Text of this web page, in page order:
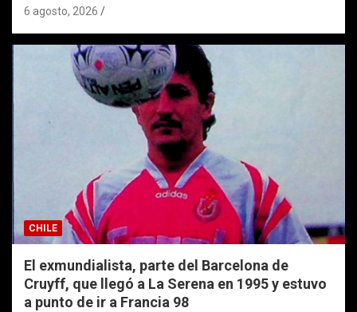
6 agosto, 2026
CHILE
El exmundialista, parte del Barcelona de
Cruyff, que llegó a La Serena en 1995 y estuvo
a punto de ir a Francia 98